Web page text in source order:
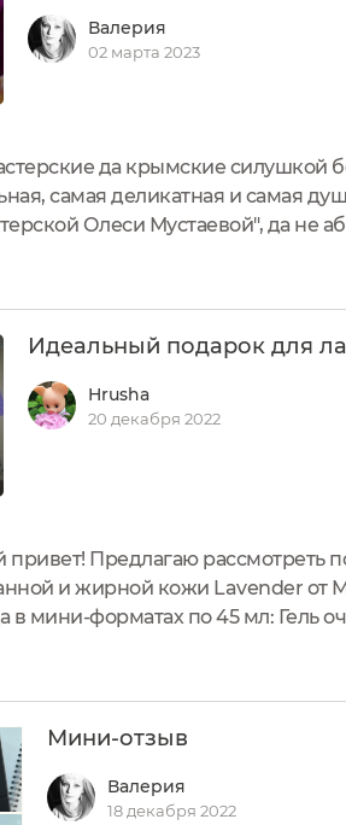
Валерия
02 марта 2023
да крымские силушкой
самая деликатная и самая
Олеси Мустаевой", да не
Идеальный подарок для
Hrusha
20 декабря 2022
Предлагаю рассмотреть
и жирной кожи Lavender от
в мини-форматах по 45 мл:
надежно держит...
Мини-отзыв
Валерия
18 декабря 2022